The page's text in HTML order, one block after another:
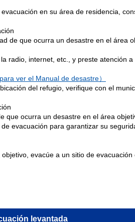
en su área de residencia,
de que ocurra un desastre en el área
radio, internet, etc., y preste atención
ver el Manual de desastre）
del refugio, verifique con el
que ocurra un desastre en el área
evacuación para garantizar su
evacúe a un sitio de evacuación
levantada